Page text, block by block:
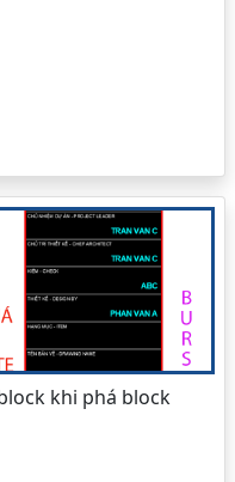
khi phá block